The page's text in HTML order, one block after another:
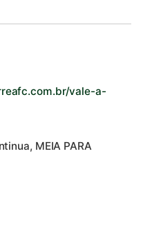
vale-a-
MEIA PARA